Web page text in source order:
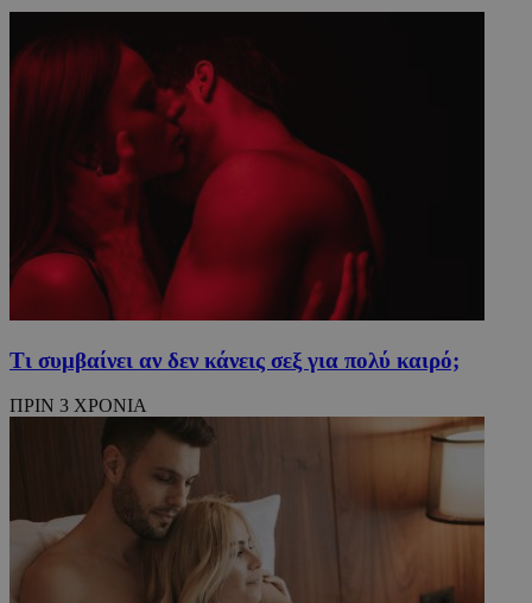
Τι συμβαίνει αν δεν κάνεις σεξ για πολύ καιρό;
ΠΡΙΝ 3 ΧΡΟΝΙΑ
Μη ταξινομημένα
Τα απολύτως απαραίτητα cookies επιτρέπουν
βασικές λειτουργίες του ιστότοπου, όπως τη
σύνδεση χρήστη και τη διαχείριση λογαριασμού.
Ο ιστότοπος δεν μπορεί να χρησιμοποιηθεί σωστά
χωρίς τα απολύτως απαραίτητα cookies.
Ονοματεπώνυμο
Προμηθευτής
Πεδίο
PinToTopCookie www.must.com.cy